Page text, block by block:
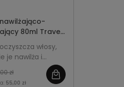
80ml Travel
Gloss
Glaze
włosy,
je nawilża i
świetlisty blask bez
zł
55,00 zł